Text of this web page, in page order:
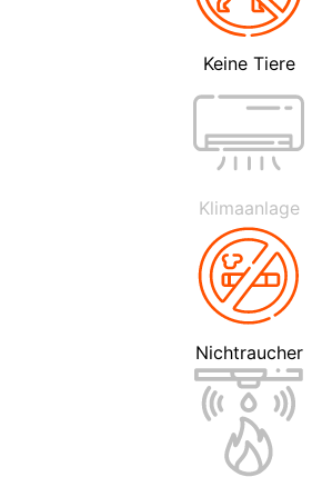
Keine Tiere
Klimaanlage
Nichtraucher